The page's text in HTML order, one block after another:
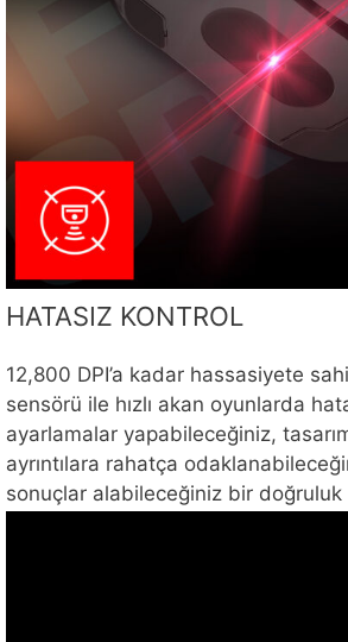
HATASIZ KONTROL
12,800 DPI’a kadar hassasiyete
sensörü ile hızlı akan oyunlarda
ayarlamalar yapabileceğiniz,
ayrıntılara rahatça
sonuçlar alabileceğiniz bir